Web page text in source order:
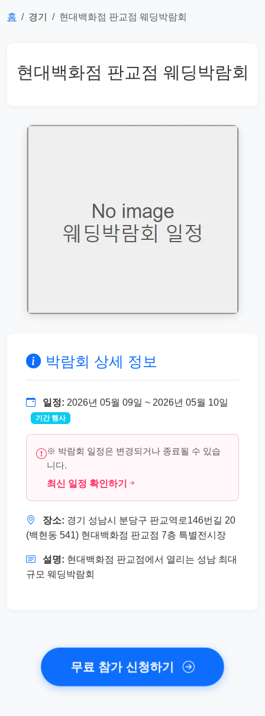
홈 경기 현대백화점 판교점 웨딩박람회
현대백화점 판교점 웨딩박람회
박람회 상세 정보
일정: 2026년 05월 09일 ~ 2026년 05월 10일
기간 행사
※ 박람회 일정은 변경되거나 종료될 수 있습
니다.
최신 일정 확인하기
장소: 경기 성남시 분당구 판교역로146번길 20
(백현동 541) 현대백화점 판교점 7층 특별전시장
설명: 현대백화점 판교점에서 열리는 성남 최대
규모 웨딩박람회
무료 참가 신청하기